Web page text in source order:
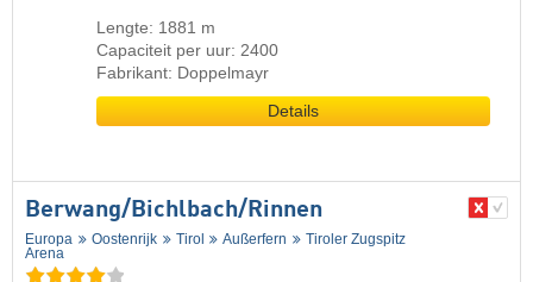
Lengte: 1881 m
Capaciteit per uur: 2400
Fabrikant: Doppelmayr
Details
Berwang/​Bichlbach/​Rinnen
Europa Oostenrijk Tirol Außerfern
Tiroler Zugspitz
Arena